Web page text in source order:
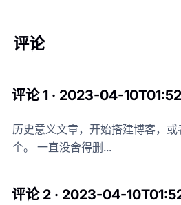
评论
评论 1 · 2023-04-
历史意义文章，开始搭建博客，
个。 一直没舍得删...
评论 2 · 2023-04-